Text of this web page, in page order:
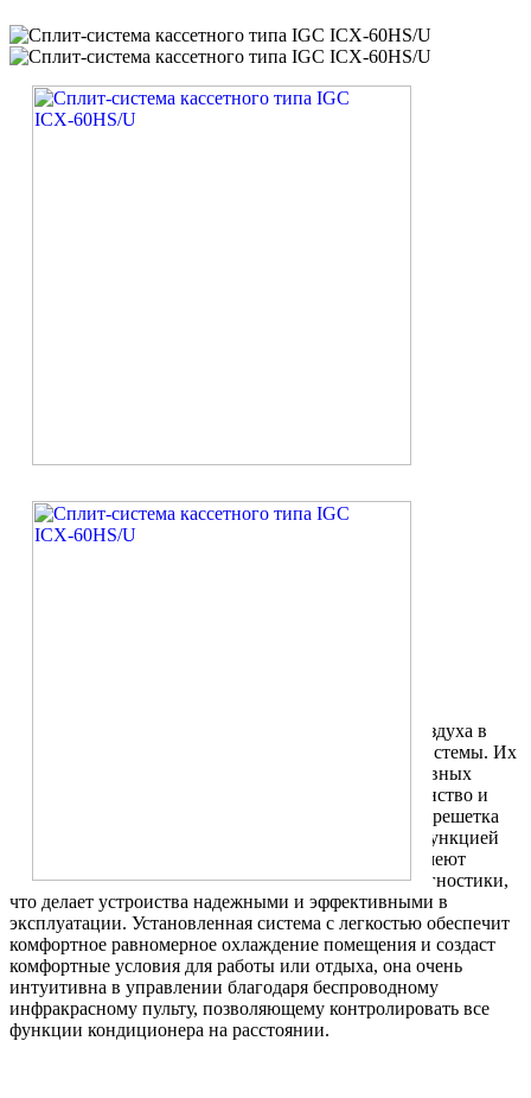
Мощность, кВт
16.1
Для лучшего охлаждения, нагрева и фильтрации воздуха в
больших помещениях подойдут кассетные сплит-системы. Их
часто используют в офисах и внутри административных
объектов. Они встраиваются в потолочное пространство и
оказываются скрытыми, а видимой остается только решетка
распределения воздуха. Кондиционеры обладают функцией
авторестарта, функцией авторазморозки, а также имеют
режим сна, режим охлаждения и функцию самодиагностики,
что делает устройства надежными и эффективными в
эксплуатации. Установленная система с легкостью обеспечит
комфортное равномерное охлаждение помещения и создаст
комфортные условия для работы или отдыха, она очень
интуитивна в управлении благодаря беспроводному
инфракрасному пульту, позволяющему контролировать все
функции кондиционера на расстоянии.